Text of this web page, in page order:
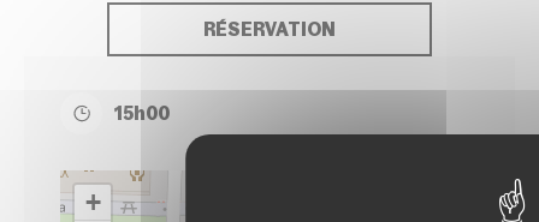
RÉSERVATION
15h00
+